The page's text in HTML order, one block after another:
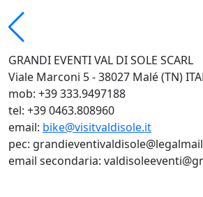
GRANDI EVENTI VAL DI SOLE SCARL
Viale Marconi 5 - 38027 Malé (TN)
mob: +39 333.9497188
tel: +39 0463.808960
email: bike@visitvaldisole.it
pec:
email secondaria: